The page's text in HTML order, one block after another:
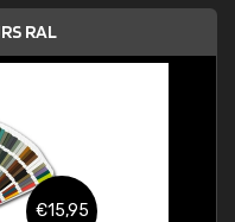
RAL
€15,95